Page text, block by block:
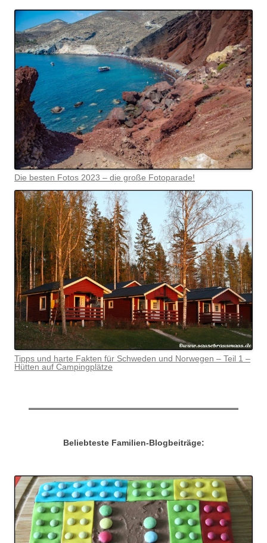
Die besten Fotos 2023 – die große Fotoparade!
Tipps und harte Fakten für Schweden und Norwegen – Teil 1 –
Hütten auf Campingplätze
Beliebteste Familien-Blogbeiträge: